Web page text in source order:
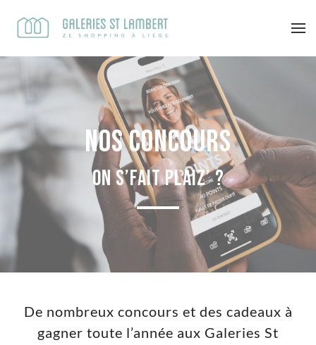
Nos concours
On s’fait plaiz’ ?
De nombreux concours et des cadeaux à
gagner toute l’année aux Galeries St